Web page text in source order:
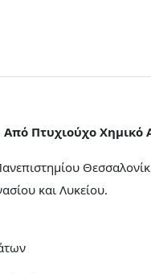
Από Πτυχιούχο Χημικό
και Λυκείου.